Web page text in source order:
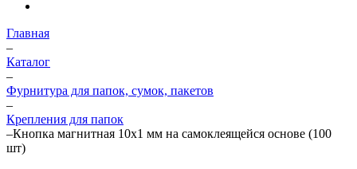
Главная
–
Каталог
–
Фурнитура для папок, сумок, пакетов
–
Крепления для папок
–Кнопка магнитная 10х1 мм на самоклеящейся основе (100
шт)